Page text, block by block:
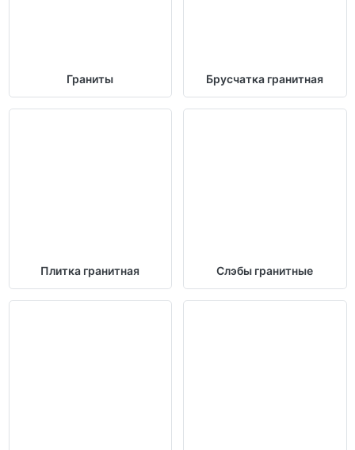
Граниты Брусчатка гранитная
Плитка гранитная Слэбы гранитные